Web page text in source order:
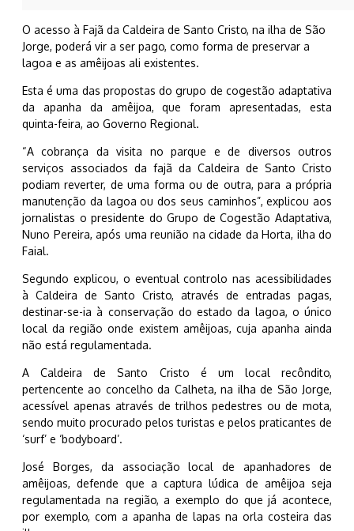
O acesso à Fajã da Caldeira de Santo Cristo, na ilha de São
Jorge, poderá vir a ser pago, como forma de preservar a
lagoa e as amêijoas ali existentes.
Esta é uma das propostas do grupo de cogestão adaptativa
da apanha da amêijoa, que foram apresentadas, esta
quinta-feira, ao Governo Regional.
“A cobrança da visita no parque e de diversos outros
serviços associados da fajã da Caldeira de Santo Cristo
podiam reverter, de uma forma ou de outra, para a própria
manutenção da lagoa ou dos seus caminhos”, explicou aos
jornalistas o presidente do Grupo de Cogestão Adaptativa,
Nuno Pereira, após uma reunião na cidade da Horta, ilha do
Faial.
Segundo explicou, o eventual controlo nas acessibilidades
à Caldeira de Santo Cristo, através de entradas pagas,
destinar-se-ia à conservação do estado da lagoa, o único
local da região onde existem amêijoas, cuja apanha ainda
não está regulamentada.
A Caldeira de Santo Cristo é um local recôndito,
pertencente ao concelho da Calheta, na ilha de São Jorge,
acessível apenas através de trilhos pedestres ou de mota,
sendo muito procurado pelos turistas e pelos praticantes de
‘surf’ e ‘bodyboard’.
José Borges, da associação local de apanhadores de
amêijoas, defende que a captura lúdica de amêijoa seja
regulamentada na região, a exemplo do que já acontece,
por exemplo, com a apanha de lapas na orla costeira das